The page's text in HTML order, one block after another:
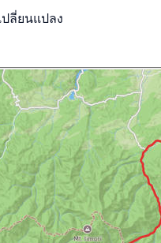
ลี่ยนแปลง